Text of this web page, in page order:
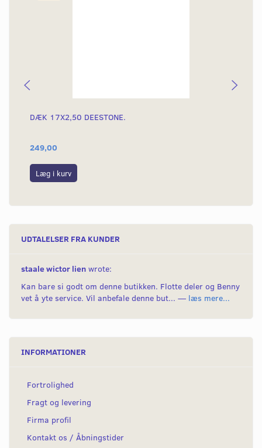
DÆK 17X2,50 DEESTONE.
249,00
Læg i kurv
UDTALELSER FRA KUNDER
staale wictor lien wrote:
Kan bare si godt om denne butikken. Flotte deler og Benny
vet å yte service. Vil anbefale denne but... — læs mere...
INFORMATIONER
Fortrolighed
Fragt og levering
Firma profil
Kontakt os / Åbningstider